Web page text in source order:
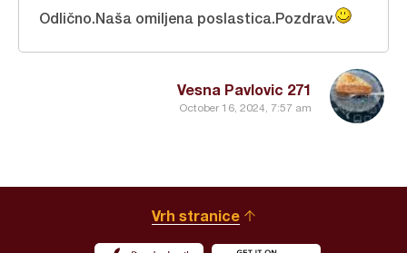
Vesna Pavlovic 271
October 16, 2024, 7:57 am
Odlično.Naša omiljena poslastica.Pozdrav.
Vrh stranice